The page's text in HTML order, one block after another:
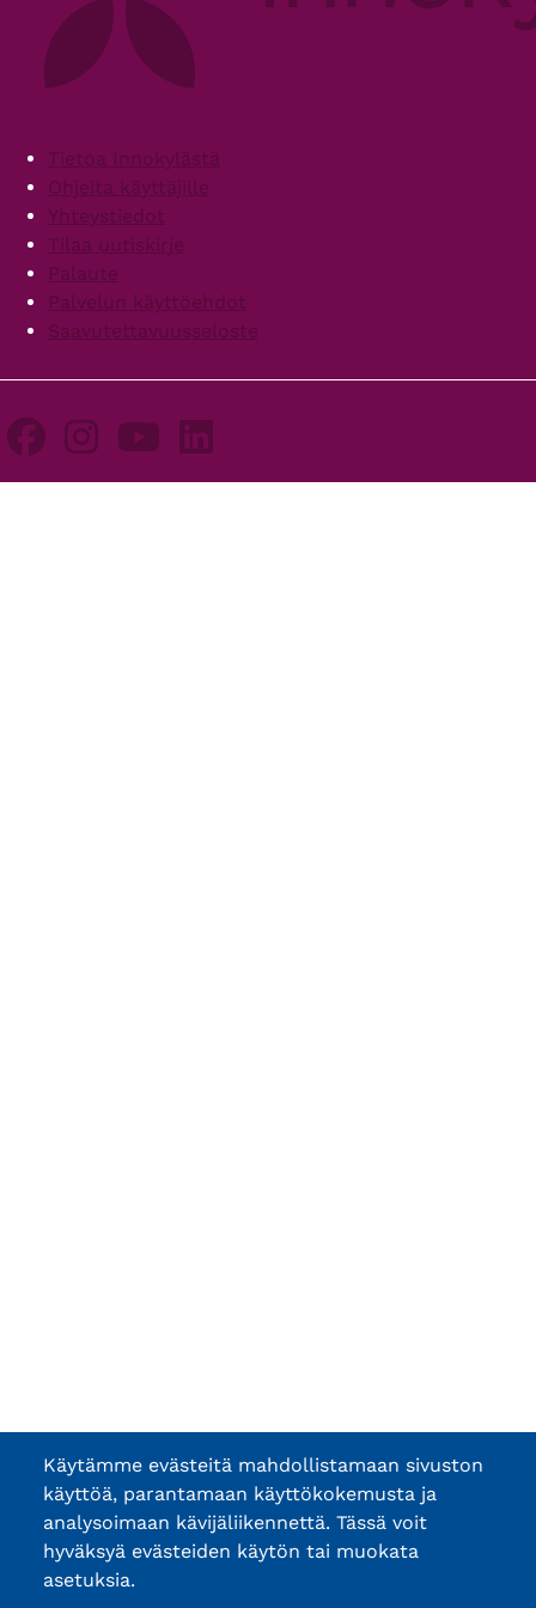
FooterTietoa Innokylästä
Ohjeita käyttäjille
Yhteystiedot
Tilaa uutiskirje
Palaute
Palvelun käyttöehdot
Saavutettavuusseloste
Käytämme evästeitä mahdollistamaan sivuston
käyttöä, parantamaan käyttökokemusta ja
analysoimaan kävijäliikennettä. Tässä voit
hyväksyä evästeiden käytön tai muokata
asetuksia.